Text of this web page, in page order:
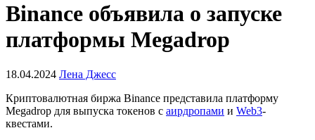
Binance объявила о запуске
платформы Megadrop
18.04.2024 Лена Джесс
Криптовалютная биржа Binance представила платформу
Megadrop для выпуска токенов с аирдропами и Web3-
квестами.